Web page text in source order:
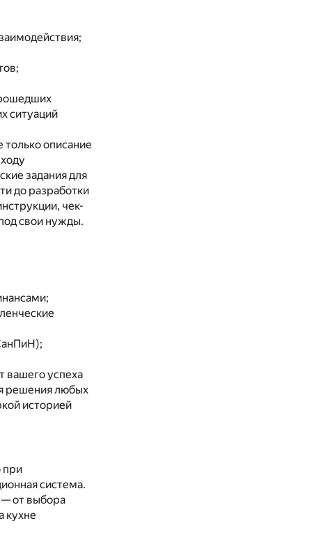
ситуаций
описание
задания для
до разработки
чек-
свои нужды.
вашего успеха
решения любых
историей
при
система.
от выбора
кухне